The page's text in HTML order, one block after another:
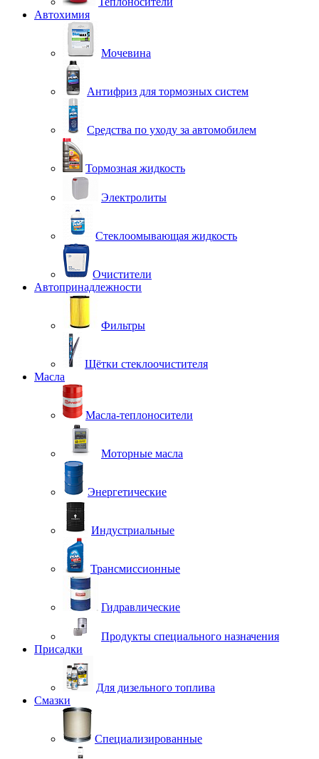
Автохимия
Мочевина
Антифриз для тормозных систем
Средства по уходу за автомобилем
Тормозная жидкость
Электролиты
Стеклоомывающая жидкость
Очистители
Автопринадлежности
Фильтры
Щётки стеклоочистителя
Масла
Масла-теплоносители
Моторные масла
Энергетические
Индустриальные
Трансмиссионные
Гидравлические
Продукты специального назначения
Присадки
Для дизельного топлива
Смазки
Специализированные